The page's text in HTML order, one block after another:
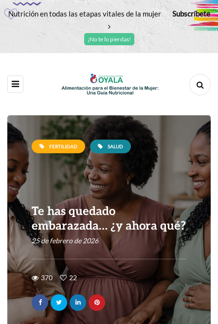
Nutrición en todas las etapas vitales de la mujer Subscríbete
¡No te lo pierdas!
FERTILIDAD SALUD
Te has quedado
embarazada… ¿y ahora qué?
25 de febrero de 2026
370 22